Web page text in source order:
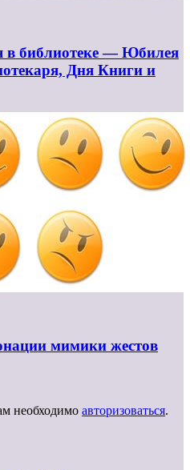
в библиотеке — Юбилея
Дня Книги и
мимики жестов
необходимо авторизоваться.